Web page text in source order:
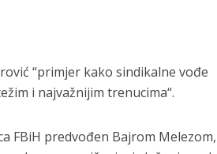
“primjer kako sindikalne vođe
i najvažnijim trenucima“.
FBiH predvođen Bajrom Melezom,